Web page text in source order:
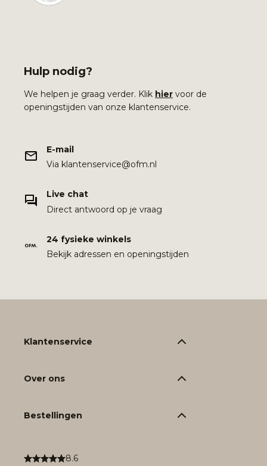
Hulp nodig?
We helpen je graag verder. Klik hier voor de
openingstijden van onze klantenservice.
E-mail
Via klantenservice@ofm.nl
Live chat
Direct antwoord op je vraag
24 fysieke winkels
Bekijk adressen en openingstijden
8.6
Klantenservice
Over ons
Bestellingen